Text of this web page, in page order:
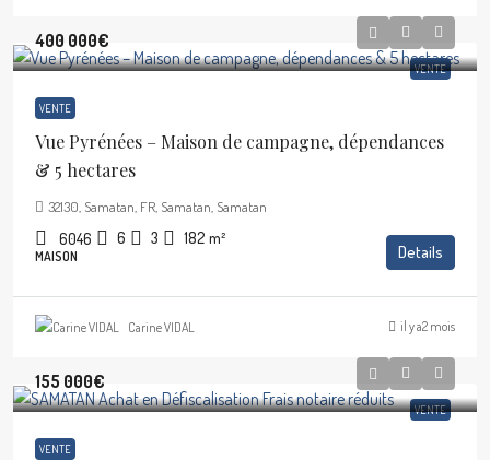
VENTE
400 000€
VENTE
Vue Pyrénées – Maison de campagne, dépendances
& 5 hectares
32130, Samatan, FR, Samatan, Samatan
6046 6 3 182 m²
MAISON Details
Carine VIDAL il y a2 mois
VENTE
155 000€
VENTE